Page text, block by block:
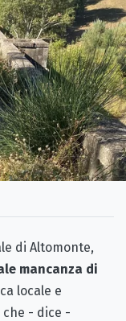
di Altomonte,
mancanza di
locale e
- dice -